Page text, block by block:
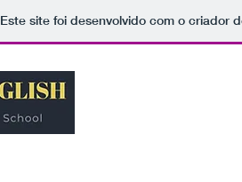
Este site foi desenvolvido com o criador